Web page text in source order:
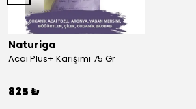
Naturiga
Acai Plus+ Karışımı 75 Gr
825 ₺